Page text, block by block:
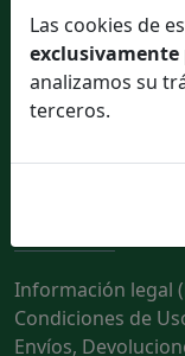
Enlaces de interés
Contactar con
Información legal
Condiciones de
Envíos,
Las cookies de
analizamos su
terceros.